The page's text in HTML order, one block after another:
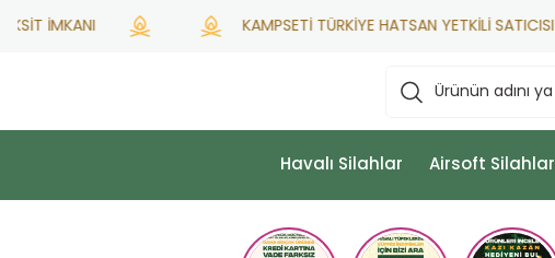
KAMPSETİ TÜRKİYE HATSAN YETKİLİ SATICISI
Havalı Silahlar Airsoft Silahlar